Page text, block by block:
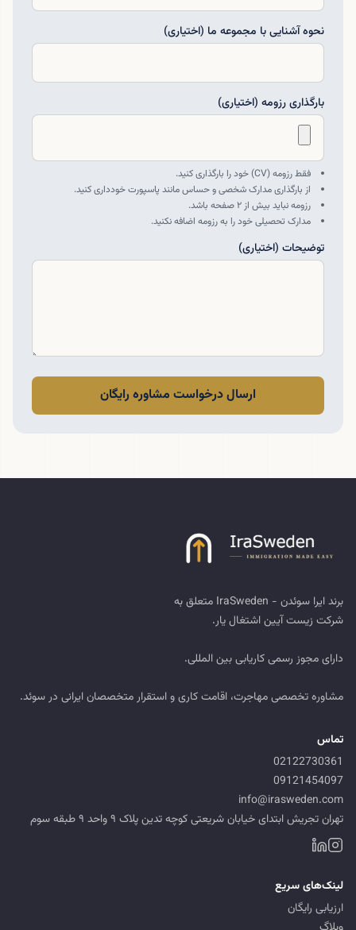
نحوه آشنایی با مجموعه ما (اختیاری)
بارگذاری رزومه (اختیاری)
فقط رزومه (CV) خود را بارگذاری کنید.
از بارگذاری مدارک شخصی و حساس مانند پاسپورت خودداری کنید.
رزومه نباید بیش از ۲ صفحه باشد.
مدارک تحصیلی خود را به رزومه اضافه نکنید.
توضیحات (اختیاری)
ارسال درخواست مشاوره رایگان
مشاوره تخصصی مهاجرت، اقامت کاری و استقرار متخصصان ایرانی در سوئد.
تماس
02122730361
09121454097
info@irasweden.com
تهران تجریش ابتدای خیابان شریعتی کوچه تدین پلاک ۹ واحد ۹ طبقه سوم
لینک‌های سریع
ارزیابی رایگان